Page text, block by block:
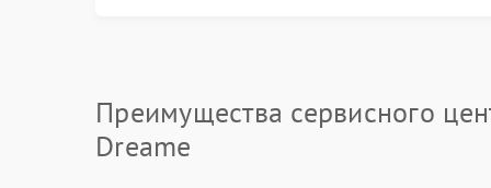
Преимущества сервисного
Dreame